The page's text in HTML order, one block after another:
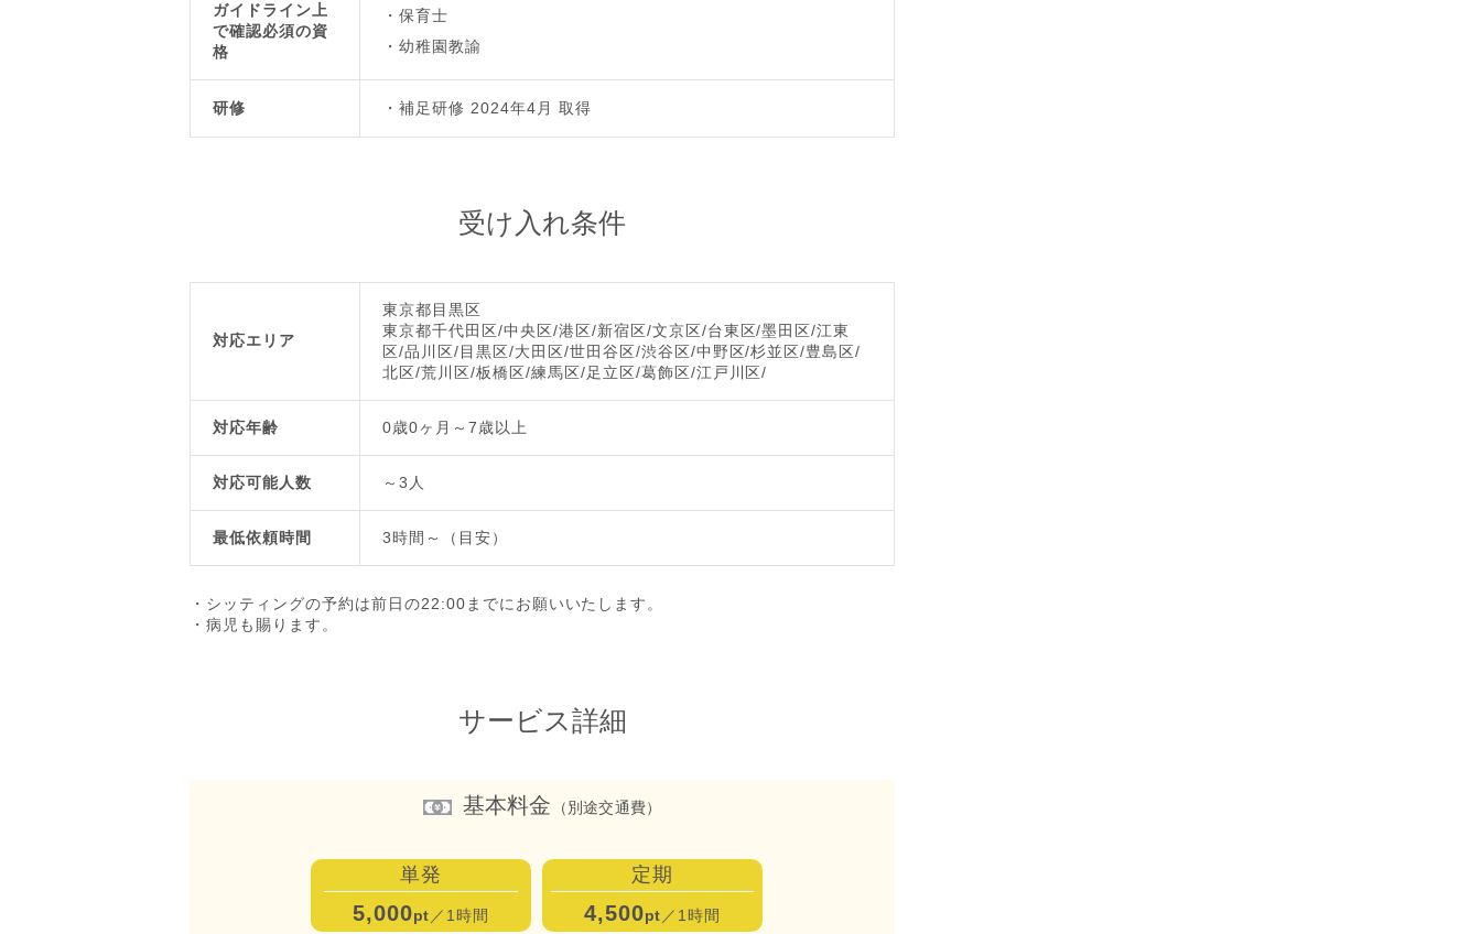
ガイドライン上
で確認必須の資
格
保育士
幼稚園教諭
研修 補足研修 2024年4月 取得
受け入れ条件
対応エリア
東京都目黒区
東京都千代田区/中央区/港区/新宿区/文京区/台東区/墨田区/江東
区/品川区/目黒区/大田区/世田谷区/渋谷区/中野区/杉並区/豊島区/
北区/荒川区/板橋区/練馬区/足立区/葛飾区/江戸川区/
対応年齢 0歳0ヶ月～7歳以上
対応可能人数 ～3人
最低依頼時間 3時間～（目安）
・シッティングの予約は前日の22:00までにお願いいたします。
・病児も賜ります。
サービス詳細
基本料金 （別途交通費）
単発
5,000pt／1時間
定期
4,500pt／1時間